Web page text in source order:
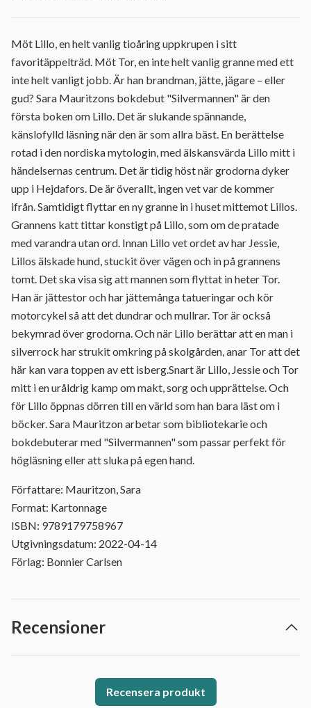
Möt Lillo, en helt vanlig tioåring uppkrupen i sitt
favoritäppelträd. Möt Tor, en inte helt vanlig granne med ett
inte helt vanligt jobb. Är han brandman, jätte, jägare – eller
gud? Sara Mauritzons bokdebut "Silvermannen" är den
första boken om Lillo. Det är slukande spännande,
känslofylld läsning när den är som allra bäst. En berättelse
rotad i den nordiska mytologin, med älskansvärda Lillo mitt i
händelsernas centrum. Det är tidig höst när grodorna dyker
upp i Hejdafors. De är överallt, ingen vet var de kommer
ifrån. Samtidigt flyttar en ny granne in i huset mittemot Lillos.
Grannens katt tittar konstigt på Lillo, som om de pratade
med varandra utan ord. Innan Lillo vet ordet av har Jessie,
Lillos älskade hund, stuckit över vägen och in på grannens
tomt. Det ska visa sig att mannen som flyttat in heter Tor.
Han är jättestor och har jättemånga tatueringar och kör
motorcykel så att det dundrar och mullrar. Tor är också
bekymrad över grodorna. Och när Lillo berättar att en man i
silverrock har strukit omkring på skolgården, anar Tor att det
här kan vara toppen av ett isberg.Snart är Lillo, Jessie och Tor
mitt i en uråldrig kamp om makt, sorg och upprättelse. Och
för Lillo öppnas dörren till en värld som han bara läst om i
böcker. Sara Mauritzon arbetar som bibliotekarie och
bokdebuterar med "Silvermannen" som passar perfekt för
högläsning eller att sluka på egen hand.
Författare: Mauritzon, Sara
Format: Kartonnage
ISBN: 9789179758967
Utgivningsdatum: 2022-04-14
Förlag: Bonnier Carlsen
Recensioner
Recensera produkt